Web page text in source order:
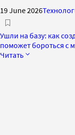
19 June 2026
Ушли на базу: как
поможет бороться с
Читать